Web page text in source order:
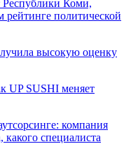
Коми,
рейтинге политической
высокую оценку
UP SUSHI меняет
компания
какого специалиста